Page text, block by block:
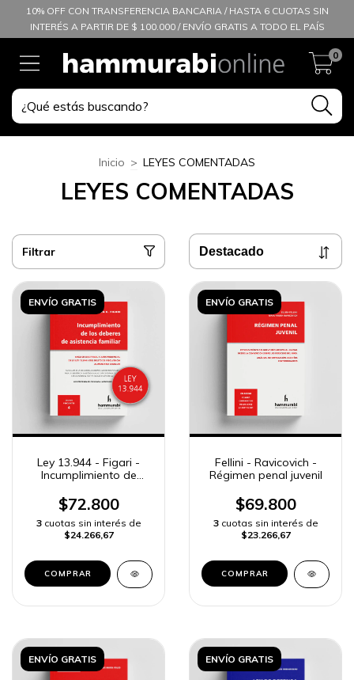
10% OFF CON TRANSFERENCIA BANCARIA / HASTA 6 CUOTAS SIN
INTERÉS A PARTIR DE $ 100.000 / ENVÍO GRATIS A TODO EL PAÍS
0
Inicio > LEYES COMENTADAS
LEYES COMENTADAS
Filtrar
ENVÍO GRATIS
Ley 13.944 - Figari -
Incumplimiento de
familiar
$72.800
3 cuotas sin interés de
$24.266,67
COMPRAR
ENVÍO GRATIS
Fellini - Ravicovich -
Régimen penal juvenil
$69.800
3 cuotas sin interés de
$23.266,67
COMPRAR
ENVÍO GRATIS ENVÍO GRATIS